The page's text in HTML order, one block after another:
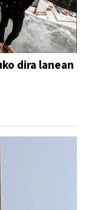
dira lanean